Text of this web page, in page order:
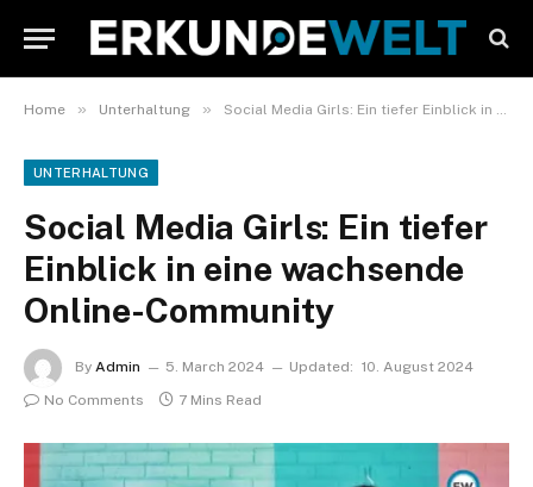
Home » Unterhaltung » Social Media Girls: Ein tiefer Einblick in eine wachsende Online-Community
UNTERHALTUNG
Social Media Girls: Ein tiefer
Einblick in eine wachsende
Online-Community
By Admin 5. March 2024 Updated: 10. August 2024
No Comments
7 Mins Read